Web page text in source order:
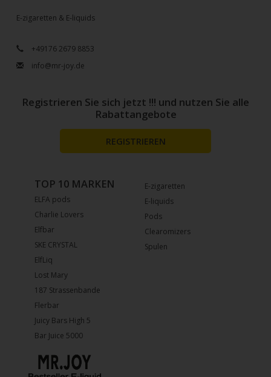
E-zigaretten & E-liquids
+49176 2679 8853
info@mr-joy.de
E-zigaretten
E-liquids
Pods
Clearomizers
Spulen
TOP 10 MARKEN
ELFA pods
Charlie Lovers
Elfbar
SKE CRYSTAL
ElfLiq
Lost Mary
187 Strassenbande
Flerbar
Juicy Bars High 5
Bar Juice 5000
Registrieren Sie sich jetzt !!! und nutzen Sie alle
Rabattangebote
REGISTRIEREN